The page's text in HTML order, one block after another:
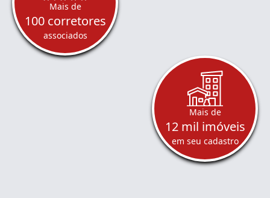
Mais de
100 corretores
associados
Mais de
12 mil imóveis
em seu cadastro